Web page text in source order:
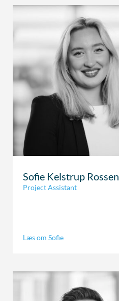
Sofie Kelstrup Rossen
Project Assistant
Læs om Sofie